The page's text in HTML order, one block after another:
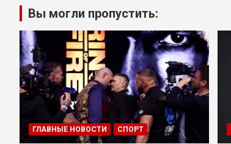
Вы могли пропустить:
ГЛАВНЫЕ НОВОСТИ СПОРТ